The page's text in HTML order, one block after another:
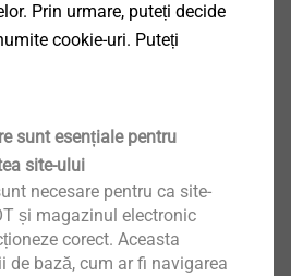
îmbinarea filetată a
sandwich pe subconstrucții din
Prin urmare, puteți decide
cookie-uri. Puteți
sunt esențiale pentru
site-ului
necesare pentru ca site-
și magazinul electronic
corect. Aceasta
de bază, cum ar fi navigarea